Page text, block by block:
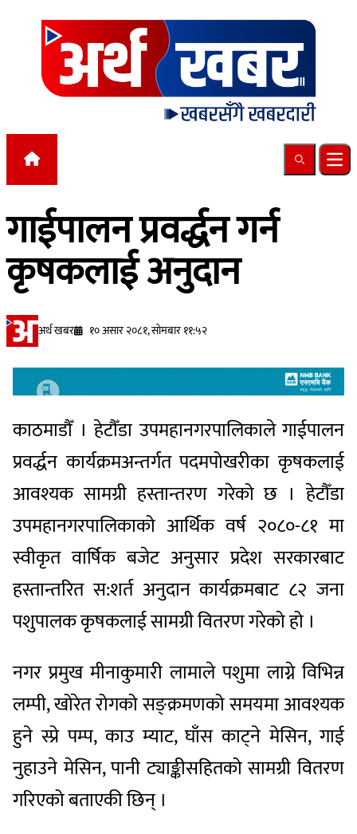
Skip to content
Search
गाईपालन प्रवर्द्धन गर्न
कृषकलाई अनुदान
अर्थ खबर १० असार २०८१, सोमबार ११:५२
काठमाडौँ । हेटौँडा उपमहानगरपालिकाले गाईपालन
प्रवर्द्धन कार्यक्रमअन्तर्गत पदमपोखरीका कृषकलाई
आवश्यक सामग्री हस्तान्तरण गरेको छ । हेटौँडा
उपमहानगरपालिकाको आर्थिक वर्ष २०८०-८१ मा
स्वीकृत वार्षिक बजेट अनुसार प्रदेश सरकारबाट
हस्तान्तरित स:शर्त अनुदान कार्यक्रमबाट ८२ जना
पशुपालक कृषकलाई सामग्री वितरण गरेको हो ।
नगर प्रमुख मीनाकुमारी लामाले पशुमा लाग्ने विभिन्न
लम्पी, खोरेत रोगको सङ्क्रमणको समयमा आवश्यक
हुने स्प्रे पम्प, काउ म्याट, घाँस काट्ने मेसिन, गाई
नुहाउने मेसिन, पानी ट्याङ्कीसहितको सामग्री वितरण
गरिएको बताएकी छिन् ।